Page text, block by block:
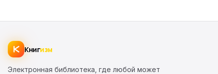
Книгизм
Электронная библиотека, где любой может